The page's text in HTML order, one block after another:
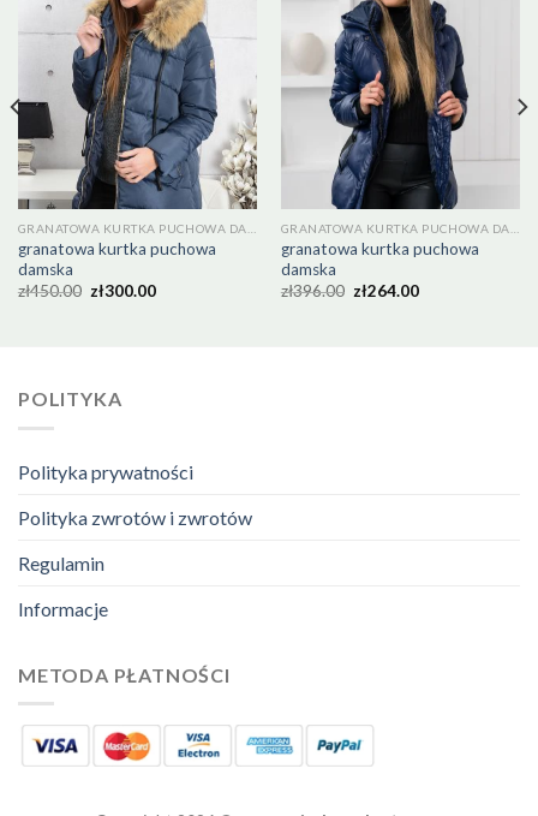
granatowa kurtka puchowa
damska
zł450.00 zł300.00
granatowa kurtka puchowa
damska
zł396.00 zł264.00
POLITYKA
Polityka prywatności
Polityka zwrotów i zwrotów
Regulamin
Informacje
METODA PŁATNOŚCI